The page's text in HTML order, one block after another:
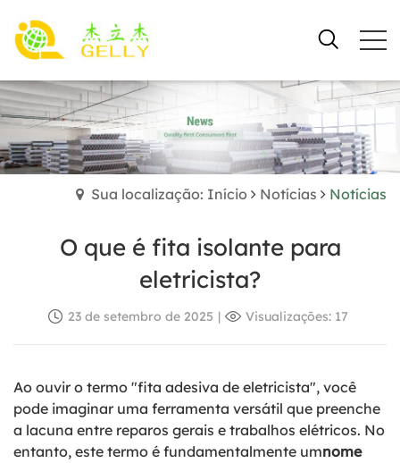
Sua localização: Início Notícias Notícias
O que é fita isolante para
eletricista?
23 de setembro de 2025 | Visualizações: 17
Ao ouvir o termo "fita adesiva de eletricista", você
pode imaginar uma ferramenta versátil que preenche
a lacuna entre reparos gerais e trabalhos elétricos. No
entanto, este termo é fundamentalmente umnome